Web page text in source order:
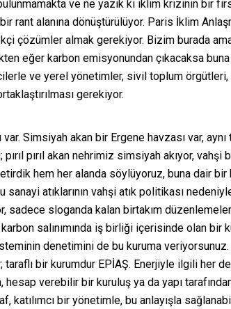
ve ne yazık ki iklim krizinin bir
rant alanına dönüştürülüyor. Paris İklim
çözümler almak gerekiyor. Bizim burada
eğer karbon emisyonundan çıkacaksa
ve yerel yönetimler, sivil toplum
gerekiyor.
var. Simsiyah akan bir Ergene havzası var,
pırıl pırıl akan nehrimiz simsiyah akıyor,
hem her alanda söylüyoruz, buna dair
atıklarının vahşi atık politikası
sadece sloganda kalan birtakım
salınımında iş birliği içerisinde olan bir
denetimini de bu kuruma veriyorsunuz.
bir kurumdur EPİAŞ. Enerjiyle ilgili her
verebilir bir kuruluş ya da yapı
katılımcı bir yönetimle, bu anlayışla